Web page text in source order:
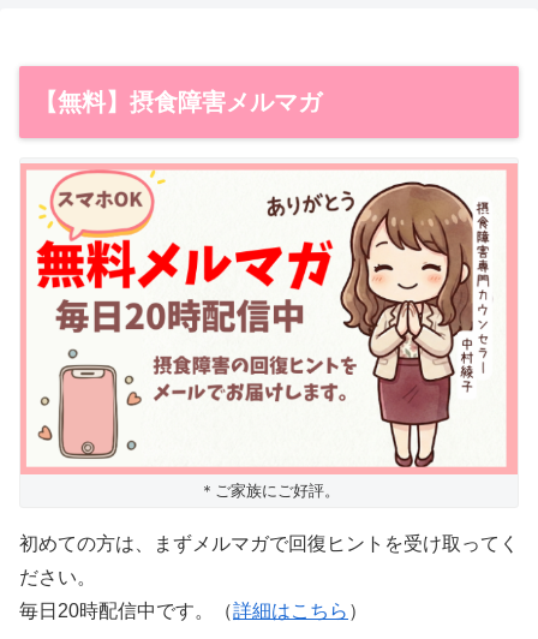
【無料】摂食障害メルマガ
＊ご家族にご好評。
初めての方は、まずメルマガで回復ヒントを受け取ってく
ださい。
毎日20時配信中です。（詳細はこちら ）